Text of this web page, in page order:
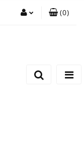
(0)